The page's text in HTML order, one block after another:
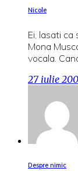
Nicole
Ei, lasati
Mona
vocala.
27 iulie
Despre nimic